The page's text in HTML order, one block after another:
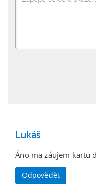
Lukáš
Áno ma záujem kartu
Odpovědět